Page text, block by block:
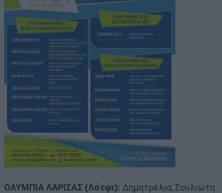
ΟΛΥΜΠΙΑ ΛΑΡΙΣΑΣ (Λότφι): Δημητρέλια, Σουλιώτη